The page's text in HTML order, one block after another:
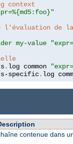
context
l'évaluation de
my-value
. log common
specific. log
contenue dans